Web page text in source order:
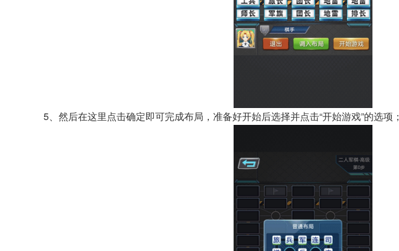
5、然后在这里点击确定即可完成布局，准备好开始后选择并点击“开始游戏”的选项；